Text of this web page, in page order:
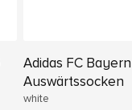
Adidas FC
Auswärtssocken
white